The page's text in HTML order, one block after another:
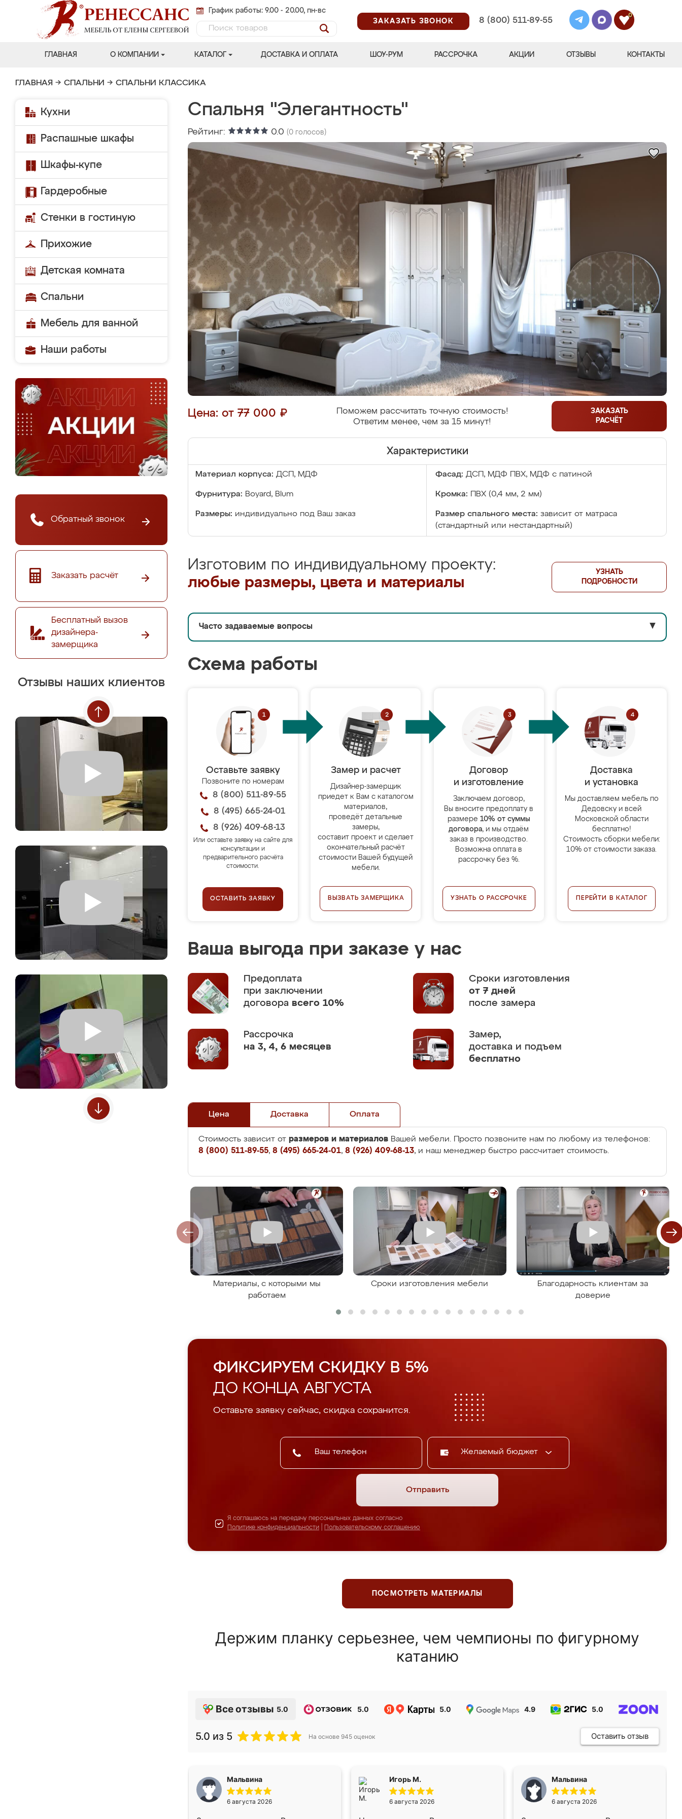
График работы: 9.00 - 20.00, пн-вс
ЗАКАЗАТЬ ЗВОНОК
8 (800) 511-89-55
0
ГЛАВНАЯ О КОМПАНИИ КАТАЛОГ ДОСТАВКА И ОПЛАТА ШОУ-РУМ РАССРОЧКА АКЦИИ ОТЗЫВЫ КОНТАКТЫ
ГЛАВНАЯ → СПАЛЬНИ → СПАЛЬНИ КЛАССИКА
Кухни
Распашные шкафы
Шкафы-купе
Гардеробные
Стенки в гостиную
Прихожие
Детская комната
Спальни
Мебель для ванной
Наши работы
Обратный звонок
Заказать расчёт
Бесплатный вызов
дизайнера-
замерщика
Отзывы наших клиентов
Спальня "Элегантность"
Рейтинг: 0.0 (0 голосов)
Цена: от 77 000 ₽
Поможем рассчитать точную стоимость!
Ответим менее, чем за 15 минут!
ЗАКАЗАТЬ
РАСЧЁТ
Характеристики
Материал корпуса: ДСП, МДФ Фасад: ДСП, МДФ ПВХ, МДФ с патиной
Фурнитура: Boyard, Blum Кромка: ПВХ (0,4 мм, 2 мм)
Размеры: индивидуально под Ваш заказ Размер спального места: зависит от матраса
(стандартный или нестандартный)
Изготовим по индивидуальному проекту:
любые размеры, цвета и материалы
УЗНАТЬ
ПОДРОБНОСТИ
Часто задаваемые вопросы ▼
Схема работы
Оставьте заявку
Позвоните по номерам
8 (800) 511-89-55
8 (495) 665-24-01
8 (926) 409-68-13
Или оставьте заявку на сайте для
консультации и
предварительного расчёта
стоимости.
ОСТАВИТЬ ЗАЯВКУ
Замер и расчет
Дизайнер-замерщик
приедет к Вам с каталогом
материалов,
проведёт детальные
замеры,
составит проект и сделает
окончательный расчёт
стоимости Вашей будущей
мебели.
ВЫЗВАТЬ ЗАМЕРЩИКА
Договор
и изготовление
Заключаем договор,
Вы вносите предоплату в
размере 10% от суммы
договора, и мы отдаём
заказ в производство.
Возможна оплата в
рассрочку без %.
УЗНАТЬ О РАССРОЧКЕ
Доставка
и установка
Мы доставляем мебель по
Дедовску и всей
Московской области
бесплатно!
Стоимость сборки мебели:
10% от стоимости заказа.
ПЕРЕЙТИ В КАТАЛОГ
Ваша выгода при заказе у нас
Предоплата
при заключении
договора всего 10%
Сроки изготовления
от 7 дней
после замера
Рассрочка
на 3, 4, 6 месяцев
Замер,
доставка и подъем
бесплатно
Цена Доставка Оплата
Стоимость зависит от размеров и материалов Вашей мебели. Просто позвоните нам по любому из телефонов:
8 (800) 511-89-55, 8 (495) 665-24-01, 8 (926) 409-68-13, и наш менеджер быстро рассчитает стоимость.
Материалы, с которыми мы
работаем
Сроки изготовления мебели
Благодарность клиентам за
доверие
ФИКСИРУЕМ СКИДКУ В 5%
ДО КОНЦА АВГУСТА
Оставьте заявку сейчас, скидка сохранится.
Желаемый бюджет
Отправить
Я соглашаюсь на передачу персональных данных согласно
Политике конфиденциальности
Пользовательскому соглашению
ПОСМОТРЕТЬ МАТЕРИАЛЫ
Держим планку серьезнее, чем чемпионы по фигурному
катанию
Все отзывы 5.0 5.0 5.0 4.9 5.0
5.0 из 5 На основе 945 оценок Оставить отзыв
Мальвина
6 августа 2026
Игорь М.
6 августа 2026
Мальвина
6 августа 2026